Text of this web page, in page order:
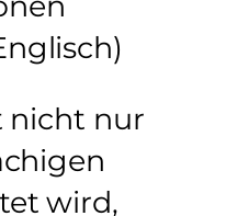
nicht nur
wird,